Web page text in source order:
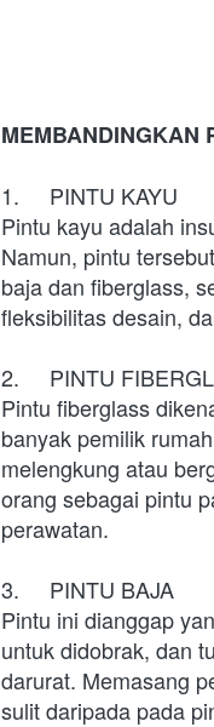
MEMBANDINGKAN
1.	PINTU KAYU
Pintu kayu adalah
Namun, pintu
baja dan fiberglass,
fleksibilitas desain,
2.	PINTU
Pintu fiberglass
banyak pemilik
melengkung atau
orang sebagai pintu
perawatan.
3.	PINTU BAJA
Pintu ini dianggap
untuk didobrak, dan
darurat. Memasang
sulit daripada pada